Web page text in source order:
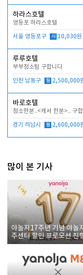
하라스호텔
영등포 하라스호텔
서울 영등포구 시 10,030원
루루호텔
부부청소팀 구합니다
인천 남동구 월 2,500,000
바로호텔
청소한분..<캐셔 한분>.. 구
경기 하남시 월 2,600,000
많이 본 기사
야놀자17주년 기념 야놀
주센터 할인 프로모션 진